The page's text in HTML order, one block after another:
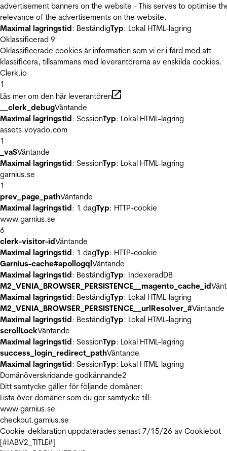
advertisement banners on the website - This serves to optimise
relevance of the advertisements on the website.
Maximal lagringstid: BeständigTyp: Lokal HTML-lagring
Oklassificerad 9
Oklassificerade cookies är information som vi er i färd med att
klassificera, tillsammans med leverantörerna av enskilda cookies.
Clerk.io
1
Läs mer om den här leverantören
__clerk_debugVäntande
Maximal lagringstid: SessionTyp: Lokal HTML-lagring
assets.voyado.com
1
_vaSVäntande
Maximal lagringstid: SessionTyp: Lokal HTML-lagring
garnius.se
1
prev_page_pathVäntande
Maximal lagringstid: 1 dagTyp: HTTP-cookie
www.garnius.se
6
clerk-visitor-idVäntande
Maximal lagringstid: 1 dagTyp: HTTP-cookie
Garnius-cache#apollogqlVäntande
Maximal lagringstid: BeständigTyp: IndexeradDB
M2_VENIA_BROWSER_PERSISTENCE__magento_cache_id
Maximal lagringstid: BeständigTyp: Lokal HTML-lagring
M2_VENIA_BROWSER_PERSISTENCE__urlResolver_#Väntande
Maximal lagringstid: BeständigTyp: Lokal HTML-lagring
scrollLockVäntande
Maximal lagringstid: SessionTyp: Lokal HTML-lagring
success_login_redirect_pathVäntande
Maximal lagringstid: SessionTyp: Lokal HTML-lagring
Domänöverskridande godkännande2
Ditt samtycke gäller för följande domäner:
Lista över domäner som du ger samtycke till:
www.garnius.se
checkout.garnius.se
Cookie-deklaration uppdaterades senast 7/15/26 av Cookiebot
[#IABV2_TITLE#]